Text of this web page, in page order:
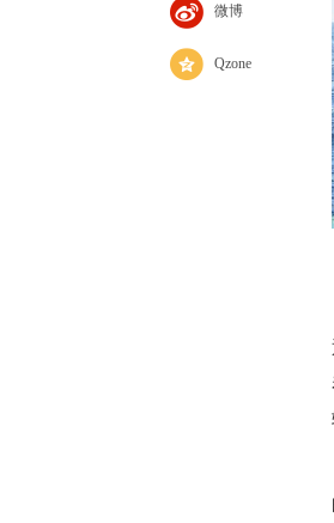
微博
Qzone